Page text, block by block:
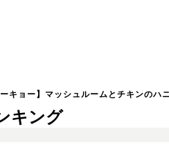
ーキョー】マッシュルームとチキンのハ
キング